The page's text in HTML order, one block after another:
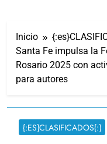
Inicio
Santa Fe impulsa la
Rosario 2025 con
para autores
{:ES}CLASIFICADOS{:}